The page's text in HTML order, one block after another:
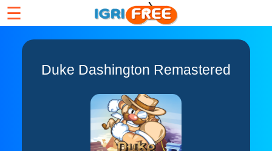
☰
Duke Dashington Remastered